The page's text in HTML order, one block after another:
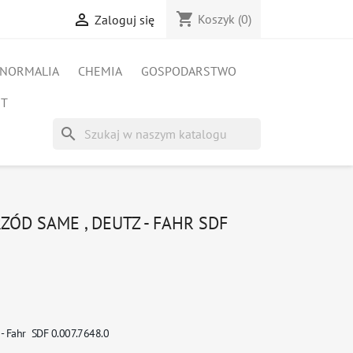
 Zaloguj się shopping_cart Koszyk (0)
NORMALIA CHEMIA
GOSPODARSTWO
search
SAME , DEUTZ - FAHR SDF
Fahr SDF 0.007.7648.0